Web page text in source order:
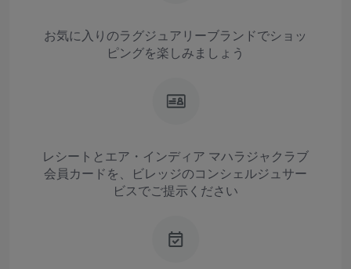
お気に入りのラグジュアリーブランドでショッ
ピングを楽しみましょう
レシートとエア・インディア マハラジャクラブ
会員カードを、ビレッジのコンシェルジュサー
ビスでご提示ください